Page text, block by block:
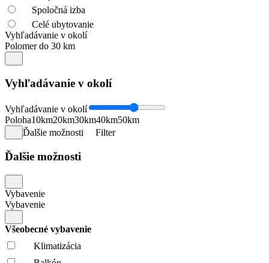
Spoločná izba
Celé ubytovanie
Vyhľadávanie v okolí
Polomer do 30 km
Vyhľadávanie v okolí
Vyhľadávanie v okolí
Poloha10km20km30km40km50km
Ďalšie možnosti
Filter
Ďalšie možnosti
Vybavenie
Vybavenie
Všeobecné vybavenie
Klimatizácia